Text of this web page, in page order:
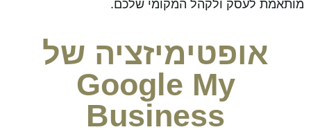
מותאמת לעסק ולקהל המקומי שלכם.
אופטימיזציה של
Google My
Business